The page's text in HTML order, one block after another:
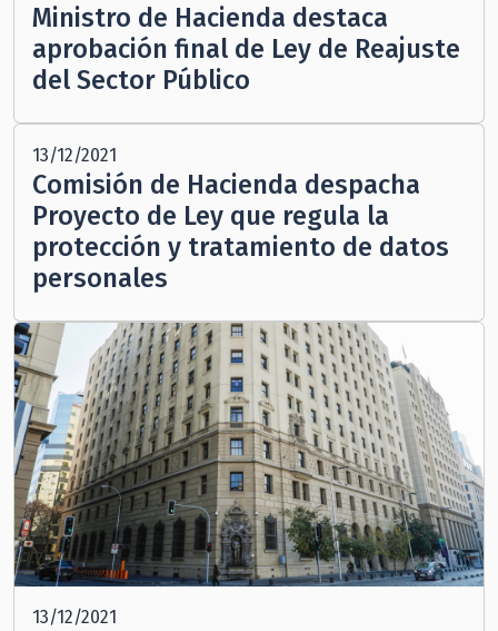
Ministro de Hacienda destaca
aprobación final de Ley de Reajuste
del Sector Público
13/12/2021
Comisión de Hacienda despacha
Proyecto de Ley que regula la
protección y tratamiento de datos
personales
13/12/2021